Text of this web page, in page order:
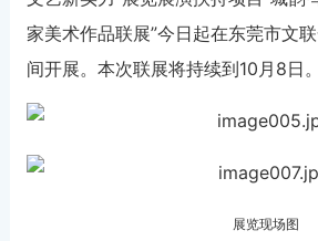
家美术作品联展”今日起在东莞市文
间开展。本次联展将持续到10月8日。
展览现场图